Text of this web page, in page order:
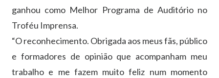
ganhou como Melhor Programa de Auditório no
Troféu Imprensa.
“O reconhecimento. Obrigada aos meus fãs, público
e formadores de opinião que acompanham meu
trabalho e me fazem muito feliz num momento